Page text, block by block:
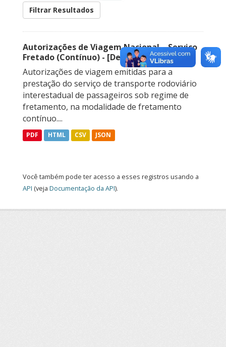
Filtrar Resultados
Autorizações de Viagem Nacional – Serviço
Fretado (Contínuo) - [Descontinuado]
Autorizações de viagem emitidas para a
prestação do serviço de transporte rodoviário
interestadual de passageiros sob regime de
fretamento, na modalidade de fretamento
contínuo....
PDF HTML CSV JSON
Você também pode ter acesso a esses registros usando a
API (veja Documentação da API).